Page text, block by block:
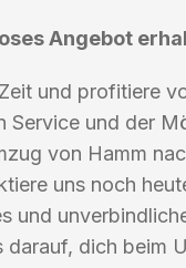
Angebot
und profitiere
Service und der
von Hamm
uns noch
und
darauf, dich beim